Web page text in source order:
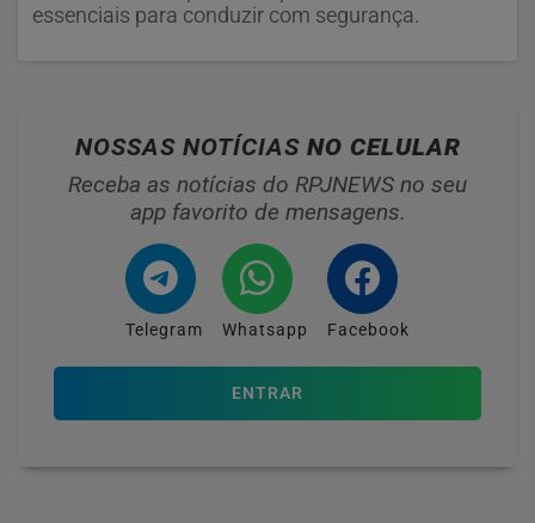
essenciais para conduzir com segurança.
NOSSAS NOTÍCIAS NO CELULAR
Receba as notícias do RPJNEWS no seu
app favorito de mensagens.
Telegram Whatsapp Facebook
ENTRAR